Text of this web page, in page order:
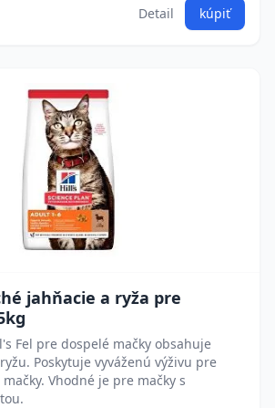
Detail kúpiť
jahňacie a ryža pre
Fel pre dospelé mačky obsahuje
Poskytuje vyváženú výživu pre
Vhodné je pre mačky s